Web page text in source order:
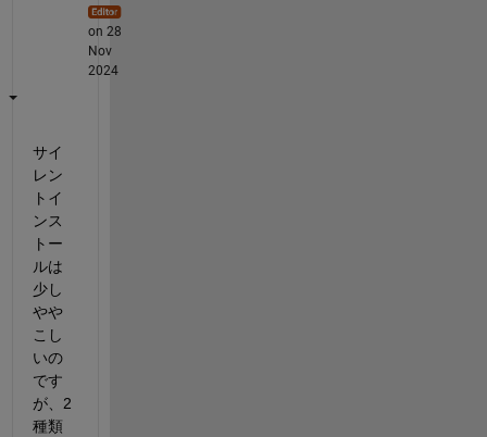
on 28
Nov
2024
サイ
レン
トイ
ンス
トー
ルは
少し
やや
こし
いの
です
が、2
種類